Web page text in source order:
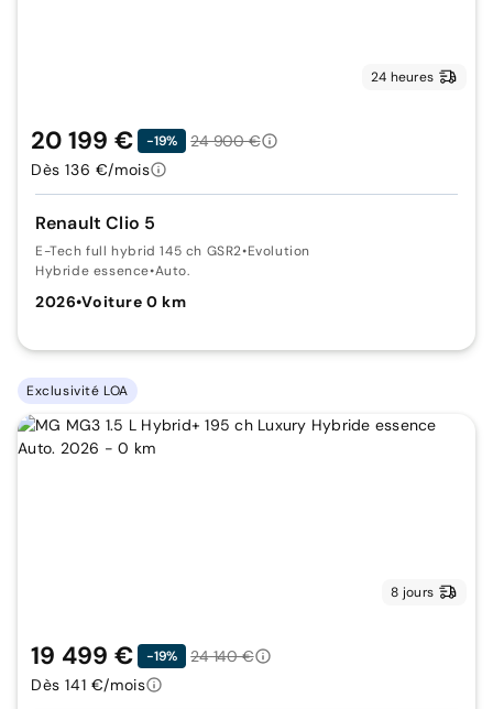
24 heures
Renault Clio 5
E-Tech full hybrid 145 ch GSR2•Evolution
Hybride essence•Auto.
2026•Voiture 0 km
20 199 € -19%
24 900 €
Dès 136 €/mois
Exclusivité LOA
8 jours
19 499 € -19%
24 140 €
Dès 141 €/mois